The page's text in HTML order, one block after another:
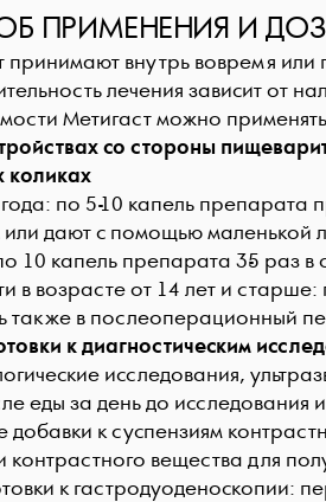
ПРИМЕНЕНИЯ И
внутрь вовремя или
лечения зависит от
Метигаст можно
со стороны
коликах
по 5-10 капель препарата
дают с помощью маленькой
10 капель препарата 3-5 раз в
в возрасте от 14 лет и
также в послеоперационный
к диагностическим
исследования,
еды за день до исследования
добавки к суспензиям
контрастного вещества для
к гастродуоденоскопии: